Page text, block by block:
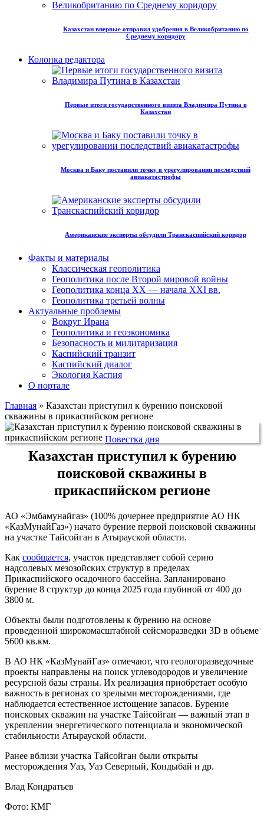
Казахстан впервые отправил удобрения в Великобританию по
Среднему коридору
Колонка редактора
Первые итоги государственного визита Владимира Путина в
Казахстан
Москва и Баку поставили точку в урегулировании последствий
авиакатастрофы
Американские эксперты обсудили Транскаспийский коридор
Факты и материалы
Классическая геополитика
Геополитика после Второй мировой войны
Геополитика конца XX — начала XXI вв.
Геополитика третьей волны
Актуальные проблемы
Вокруг Ирана
Геополитика и геоэкономика
Безопасность и милитаризация
Каспийский транзит
Каспийский диалог
Экология Каспия
О портале
Главная » Казахстан приступил к бурению поисковой
скважины в прикаспийском регионе
Повестка дня
Казахстан приступил к бурению
поисковой скважины в
прикаспийском регионе
АО «Эмбамунайгаз» (100% дочернее предприятие АО НК
«КазМунайГаз») начато бурение первой поисковой скважины
на участке Тайсойган в Атырауской области.
Как сообщается, участок представляет собой серию
надсолевых мезозойских структур в пределах
Прикаспийского осадочного бассейна. Запланировано
бурение 8 структур до конца 2025 года глубиной от 400 до
3800 м.
Объекты были подготовлены к бурению на основе
проведенной широкомасштабной сейсморазведки 3D в объеме
5600 кв.км.
В АО НК «КазМунайГаз» отмечают, что геологоразведочные
проекты направлены на поиск углеводородов и увеличение
ресурсной базы страны. Их реализация приобретает особую
важность в регионах со зрелыми месторождениями, где
наблюдается естественное истощение запасов. Бурение
поисковых скважин на участке Тайсойган — важный этап в
укреплении энергетического потенциала и экономической
стабильности Атырауской области.
Ранее вблизи участка Тайсойган были открыты
месторождения Уаз, Уаз Северный, Кондыбай и др.
Влад Кондратьев
Фото: КМГ